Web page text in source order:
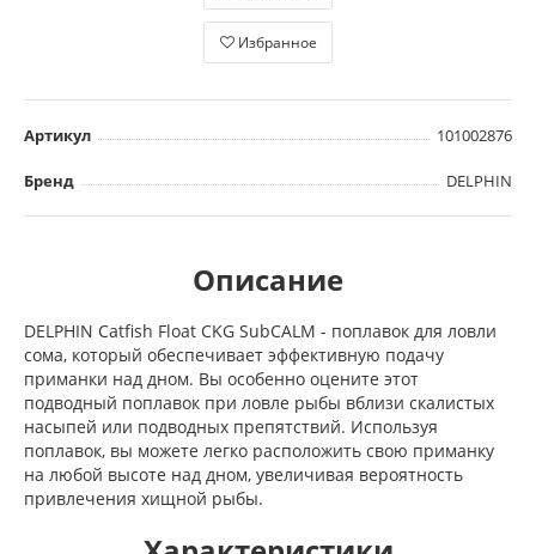
Избранное
Артикул 101002876
Бренд DELPHIN
Описание
DELPHIN Catfish Float CKG SubCALM - поплавок для ловли
сома, который обеспечивает эффективную подачу
приманки над дном. Вы особенно оцените этот
подводный поплавок при ловле рыбы вблизи скалистых
насыпей или подводных препятствий. Используя
поплавок, вы можете легко расположить свою приманку
на любой высоте над дном, увеличивая вероятность
привлечения хищной рыбы.